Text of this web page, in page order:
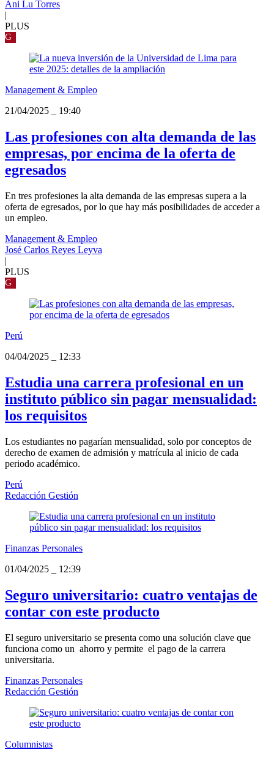
Ani Lu Torres
PLUS
G
Management & Empleo
21/04/2025
19:40
Las profesiones con alta demanda de las
empresas, por encima de la oferta de
egresados
En tres profesiones la alta demanda de las empresas supera a la
oferta de egresados, por lo que hay más posibilidades de acceder a
un empleo.
Management & Empleo
José Carlos Reyes Leyva
|
PLUS
G
Perú
04/04/2025
12:33
Estudia una carrera profesional en un
instituto público sin pagar mensualidad:
los requisitos
Los estudiantes no pagarían mensualidad, solo por conceptos de
derecho de examen de admisión y matrícula al inicio de cada
periodo académico.
Perú
Redacción Gestión
Finanzas Personales
01/04/2025
12:39
Seguro universitario: cuatro ventajas de
contar con este producto
El seguro universitario se presenta como una solución clave que
funciona como un ahorro y permite el pago de la carrera
universitaria.
Finanzas Personales
Redacción Gestión
Columnistas